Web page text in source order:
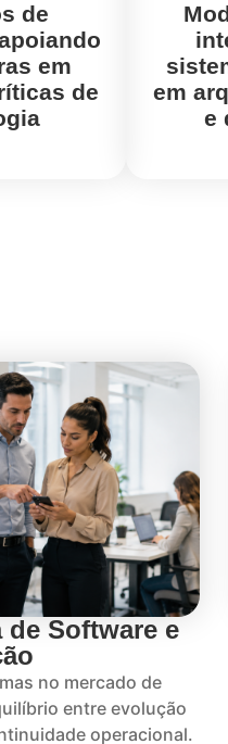
de
em
de
em
e
de Software e
no mercado de
entre evolução
operacional.